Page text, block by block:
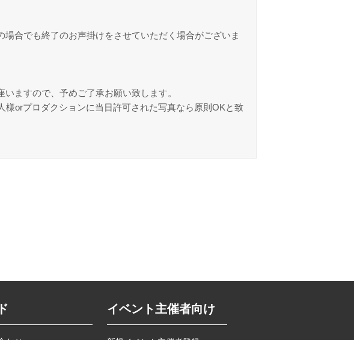
合でも終了のお声掛けをさせていただく場合がございま
ますので、予めご了承お願い致します。
様orプロダクションに当日許可された写真なら原則OKと致
イベント主催者向け